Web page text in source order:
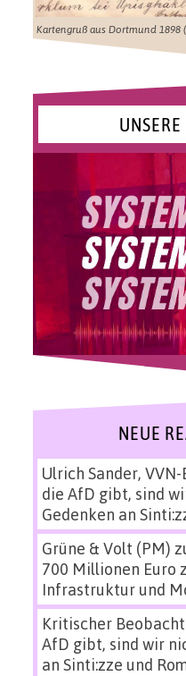
Kartengruß aus Dortmund 1898
NEUE
Ulrich Sander, VVN-
die AfD gibt, sind
Gedenken an
Grüne & Volt (PM)
700 Millionen Euro
Infrastruktur und
Kritischer
AfD gibt, sind wir
an Sinti:zze und